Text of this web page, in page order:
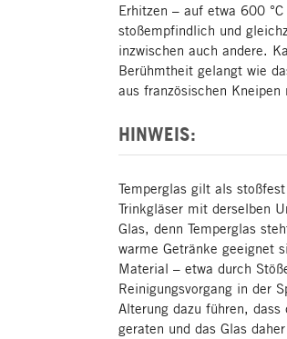
Erhitzen – auf etwa 600
stoßempfindlich und
inzwischen auch andere.
Berühmtheit gelangt wie
aus französischen
HINWEIS:
Temperglas gilt als
Trinkgläser mit derselben
Glas, denn Temperglas
warme Getränke geeignet
Material – etwa durch
Reinigungsvorgang in der
Alterung dazu führen,
geraten und das Glas